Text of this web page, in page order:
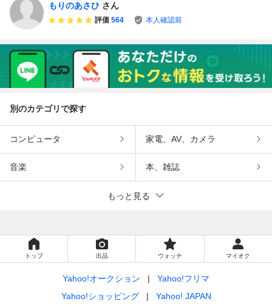
もりのあさひ さん
評価 564 本人確認前
別のカテゴリで探す
コンピュータ 家電、AV、カメラ
音楽 本、雑誌
もっと見る
トップ 出品 ウォッチ マイオク
Yahoo!オークション
Yahoo!フリマ
Yahoo!ショッピング
Yahoo! JAPAN